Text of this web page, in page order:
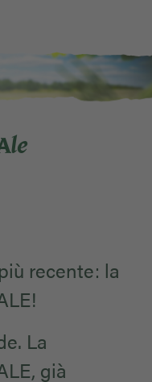
recente: la
La
già